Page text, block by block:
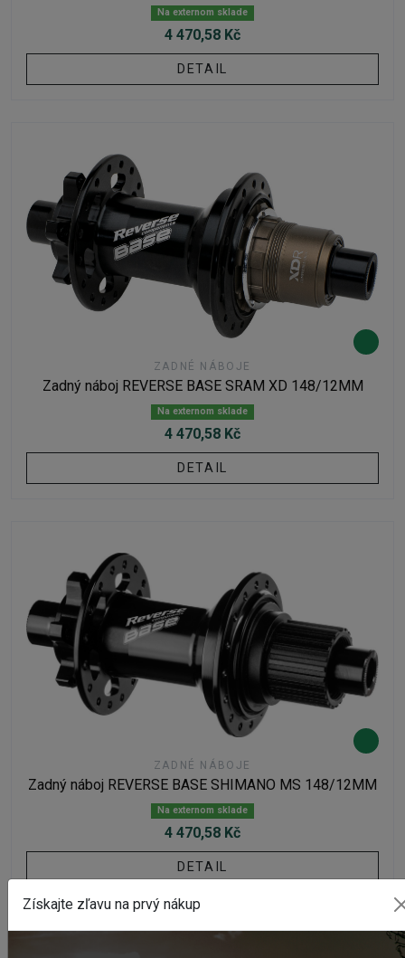
Na externom sklade
4 470,58 Kč
DETAIL
ZADNÉ NÁBOJE
Zadný náboj REVERSE BASE SRAM XD 148/12MM
Na externom sklade
4 470,58 Kč
DETAIL
ZADNÉ NÁBOJE
Zadný náboj REVERSE BASE SHIMANO MS 148/12MM
Na externom sklade
4 470,58 Kč
DETAIL
Získajte zľavu na prvý nákup